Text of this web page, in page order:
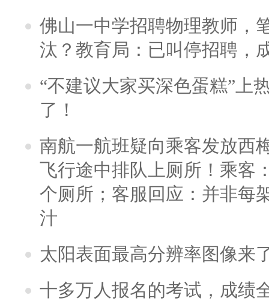
佛山一中学招聘物理教师，
汰？教育局：已叫停招聘，
“不建议大家买深色蛋糕”上
了！
南航一航班疑向乘客发放西
飞行途中排队上厕所！乘客
个厕所；客服回应：并非每
汁
太阳表面最高分辨率图像来
十多万人报名的考试，成绩